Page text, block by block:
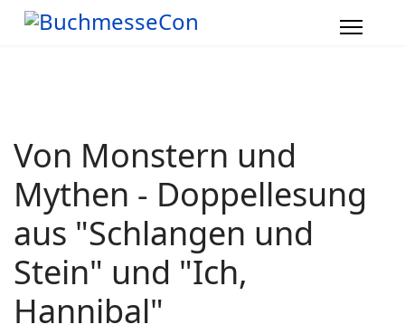
Von Monstern und
Mythen - Doppellesung
aus "Schlangen und
Stein" und "Ich,
Hannibal"